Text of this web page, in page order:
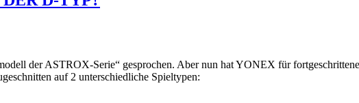
der ASTROX-Serie“ gesprochen. Aber nun hat YONEX für
auf 2 unterschiedliche Spieltypen: